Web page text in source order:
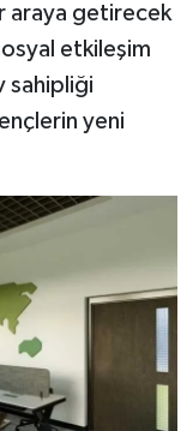
araya getirecek
etkileşim
sahipliği
yeni